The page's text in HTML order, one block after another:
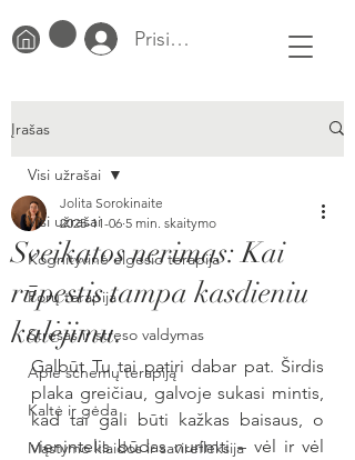
Prisijungti
Įrašas
Visi užrašai
Kognityvinė elgesio terapija
Porų terapija
Stresas ir streso valdymas
Apie schemų terapiją
Kaltė ir gėda
Mąstymo klaidos ir savirefleksija
Visi užrašai
Sveikatos nerimas: Kai
rūpestis tampa kasdieniu
kalėjimu.
Jolita Sorokinaite
2025-11-06 5 min. skaitymo
Galbūt Tu tai patiri dabar pat. Širdis
plaka greičiau, galvoje sukasi mintis,
kad tai gali būti kažkas baisaus, o
vienintelis būdas nurimti – vėl ir vėl